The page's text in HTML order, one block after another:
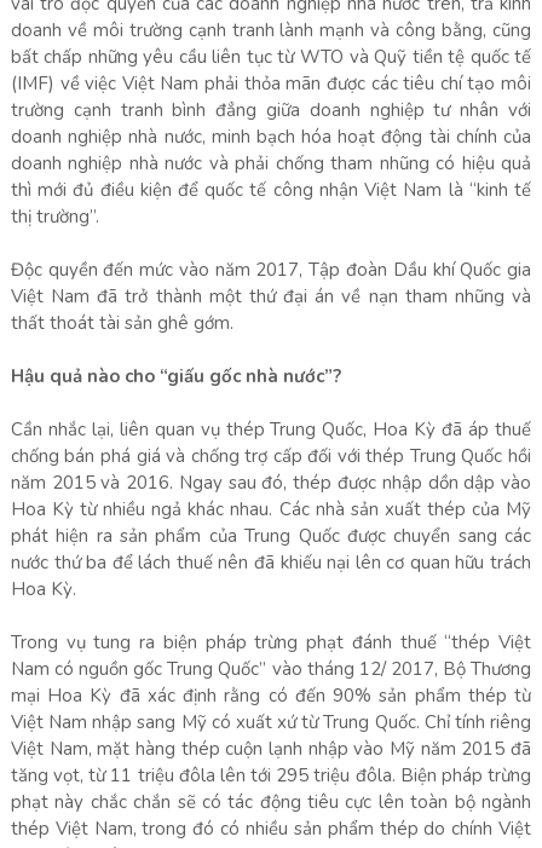
doanh về môi trường cạnh tranh lành mạnh và công bằng, cũng
bất chấp những yêu cầu liên tục từ WTO và Quỹ tiền tệ quốc tế
(IMF) về việc Việt Nam phải thỏa mãn được các tiêu chí tạo môi
trường cạnh tranh bình đẳng giữa doanh nghiệp tư nhân với
doanh nghiệp nhà nước, minh bạch hóa hoạt động tài chính của
doanh nghiệp nhà nước và phải chống tham nhũng có hiệu quả
thì mới đủ điều kiện để quốc tế công nhận Việt Nam là “kinh tế
thị trường”.
Độc quyền đến mức vào năm 2017, Tập đoàn Dầu khí Quốc gia
Việt Nam đã trở thành một thứ đại án về nạn tham nhũng và
thất thoát tài sản ghê gớm.
Hậu quả nào cho “giấu gốc nhà nước”?
Cần nhắc lại, liên quan vụ thép Trung Quốc, Hoa Kỳ đã áp thuế
chống bán phá giá và chống trợ cấp đối với thép Trung Quốc hồi
năm 2015 và 2016. Ngay sau đó, thép được nhập dồn dập vào
Hoa Kỳ từ nhiều ngả khác nhau. Các nhà sản xuất thép của Mỹ
phát hiện ra sản phẩm của Trung Quốc được chuyển sang các
nước thứ ba để lách thuế nên đã khiếu nại lên cơ quan hữu trách
Hoa Kỳ.
Trong vụ tung ra biện pháp trừng phạt đánh thuế “thép Việt
Nam có nguồn gốc Trung Quốc” vào tháng 12/ 2017, Bộ Thương
mại Hoa Kỳ đã xác định rằng có đến 90% sản phẩm thép từ
Việt Nam nhập sang Mỹ có xuất xứ từ Trung Quốc. Chỉ tính riêng
Việt Nam, mặt hàng thép cuộn lạnh nhập vào Mỹ năm 2015 đã
tăng vọt, từ 11 triệu đôla lên tới 295 triệu đôla. Biện pháp trừng
phạt này chắc chắn sẽ có tác động tiêu cực lên toàn bộ ngành
thép Việt Nam, trong đó có nhiều sản phẩm thép do chính Việt